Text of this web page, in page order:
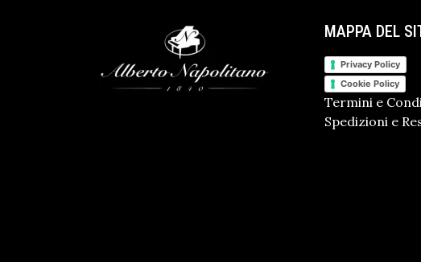
MAPPA DEL
Privacy Policy
Cookie Policy
Termini e
Spedizioni e